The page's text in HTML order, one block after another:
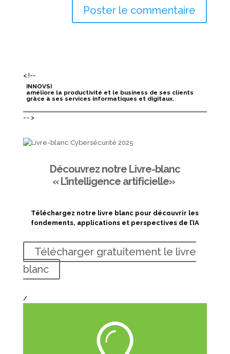
< !--
INNOVSI
améliore la productivité et le business de ses clients
grâce à ses services informatiques et digitaux.
-- >
Découvrez notre Livre-blanc
« L’intelligence artificielle»
Téléchargez notre livre blanc pour découvrir les
fondements, applications et perspectives de l’IA
Télécharger gratuitement le livre
blanc
/